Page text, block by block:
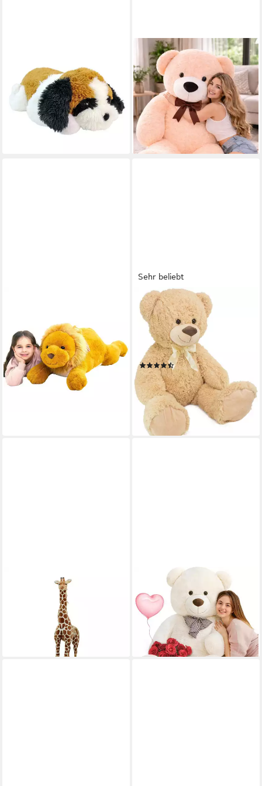
XXL liegend - ca. 100 cm (1-
St)
59,99 €
lieferbar - in 2-3 Werktagen bei dir
LANDSTER
Kuscheltier Teddybär XXL
160 cm Plüschtier Bär Teddy
Plüschbär, Weicher Plüsch Bär
69,00 € UVP99,00 €
(1,38 €/ 1 Stk)
lieferbar - in 4-5 Werktagen bei dir
Plüschtier Stofftier Riesen
XXL 78 cm Braun Löwe
113,95 €
lieferbar - in 6-7 Werktagen bei dir
Sehr beliebt
BRUBAKER
Kuscheltier XXL Teddybär mit
Schleife (1-St), 100 cm
großer Teddy Bär, Stofftier
Plüschtier
(89)
29,99 € UVP39,99 €
-25%
lieferbar - in 2-3 Werktagen bei dir
SWEETY-TOYS
Kuscheltier Sweety Toys
10592 XXL Riesen Giraffe
stehend 196 cm
lieferbar - in 2-3 Werktagen bei dir
LUXUSKOLLEKTION
Kuscheltier Teddybär 140cm
XXL Kuscheltier Valentinstag
Kinder Frauen Beige
183,95 €
lieferbar - in 6-7 Werktagen bei dir